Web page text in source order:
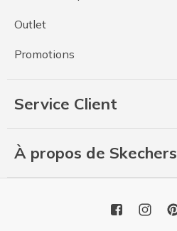
Outlet
Promotions
Service Client
À propos de Skechers